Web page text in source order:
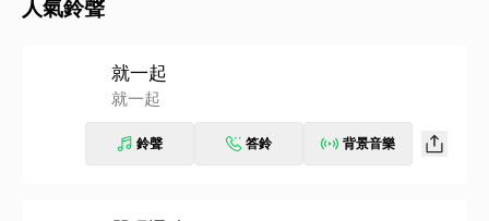
人氣鈴聲
就一起
就一起
鈴聲 答鈴 背景音樂